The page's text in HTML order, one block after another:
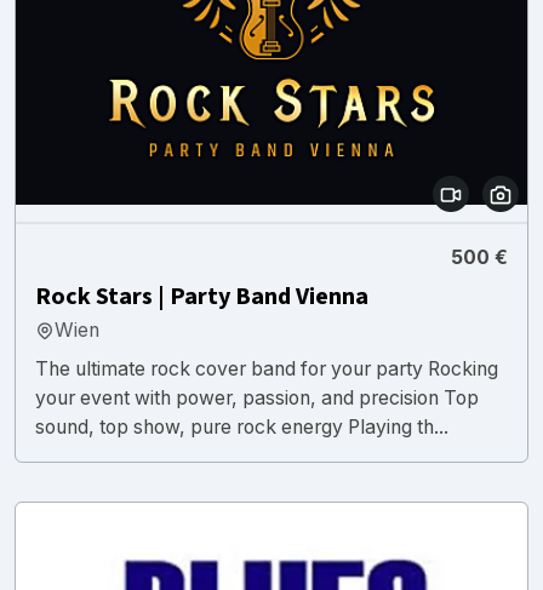
500 €
Rock Stars | Party Band Vienna
Wien
The ultimate rock cover band for your party Rocking
your event with power, passion, and precision Top
sound, top show, pure rock energy Playing th...